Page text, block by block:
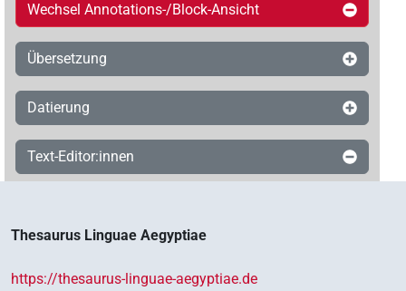
Wechsel Annotations-/Block-Ansicht
Übersetzung
Datierung
Text-Editor:innen
Thesaurus Linguae Aegyptiae
https://thesaurus-linguae-aegyptiae.de